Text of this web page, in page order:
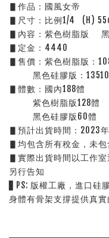
▋作品：國風女帝
▋尺寸：比例1/4   (H)
▋內容：紫色樹脂版
▋定金：4440
▋售價：紫色樹脂版：
黑色硅膠版：13510
▋體數：國內188體
紫色樹脂版128體
黑色硅膠版60體
▋預計出貨時間：2023
▋均包含所有稅金，未包
▋實際出貨時間以工作室
另行告知
▋PS: 版權工廠，進口硅
身體有骨架支撐提供真實